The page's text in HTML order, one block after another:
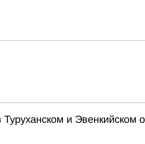
и Эвенкийском